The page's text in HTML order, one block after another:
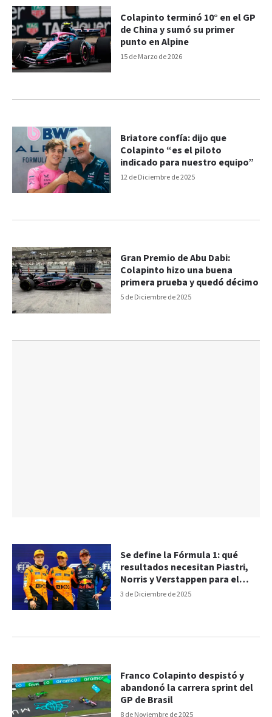
15 de Marzo de 2026
Colapinto terminó 10° en el GP
de China y sumó su primer
punto en Alpine
12 de Diciembre de 2025
Briatore confía: dijo que
Colapinto “es el piloto
indicado para nuestro equipo”
5 de Diciembre de 2025
Gran Premio de Abu Dabi:
Colapinto hizo una buena
primera prueba y quedó décimo
3 de Diciembre de 2025
Se define la Fórmula 1: qué
resultados necesitan Piastri,
Norris y Verstappen para el
título
8 de Noviembre de 2025
Franco Colapinto despistó y
abandonó la carrera sprint del
GP de Brasil